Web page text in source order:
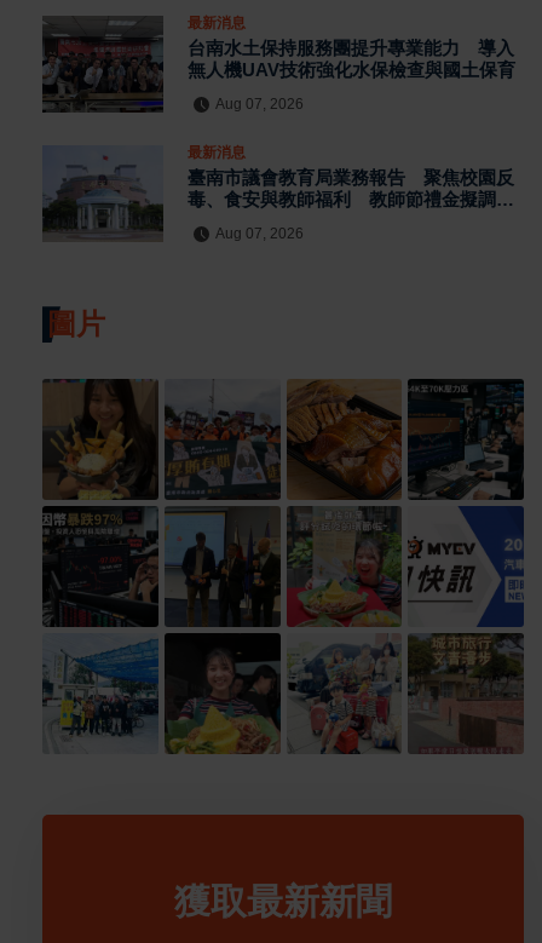
最新消息
台南水土保持服務團提升專業能力 導入
無人機UAV技術強化水保檢查與國土保育
Aug 07, 2026
最新消息
臺南市議會教育局業務報告 聚焦校園反
毒、食安與教師福利 教師節禮金擬調升
Aug 07, 2026
圖片
獲取最新新聞